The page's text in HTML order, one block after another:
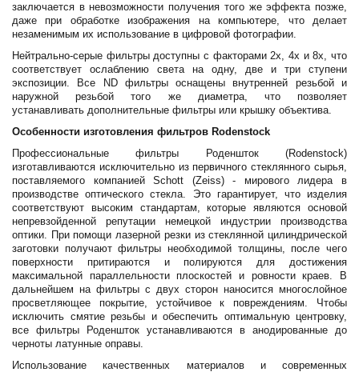
заключается в невозможности получения того же эффекта позже,
даже при обработке изображения на компьютере, что делает
незаменимым их использование в цифровой фотографии.
Нейтрально-серые фильтры доступны с факторами 2x, 4x и 8x, что
соответствует ослаблению света на одну, две и три ступени
экспозиции. Все ND фильтры оснащены внутренней резьбой и
наружной резьбой того же диаметра, что позволяет
устанавливать дополнительные фильтры или крышку объектива.
Особенности изготовления фильтров Rodenstock
Профессиональные фильтры Роденшток (Rodenstock)
изготавливаются исключительно из первичного стеклянного сырья,
поставляемого компанией Schott (Zeiss) - мирового лидера в
производстве оптического стекла. Это гарантирует, что изделия
соответствуют высоким стандартам, которые являются основой
непревзойденной репутации немецкой индустрии производства
оптики. При помощи лазерной резки из стеклянной цилиндрической
заготовки получают фильтры необходимой толщины, после чего
поверхности притираются и полируются для достижения
максимальной параллельности плоскостей и ровности краев. В
дальнейшем на фильтры с двух сторон наносится многослойное
просветляющее покрытие, устойчивое к повреждениям. Чтобы
исключить смятие резьбы и обеспечить оптимальную центровку,
все фильтры Роденшток устанавливаются в анодированные до
черноты латунные оправы.
Использование качественных материалов и современных